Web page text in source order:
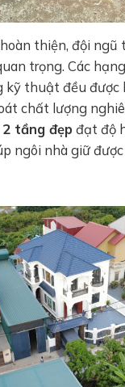
thiện, đội
trọng. Các
kỹ thuật đều được
chất lượng
tầng đẹp đạt độ
ngôi nhà giữ